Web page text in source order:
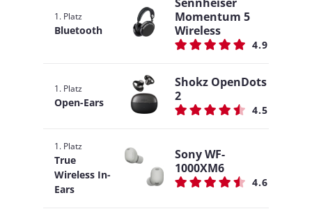
1. Platz
Bluetooth
Momentum 5
Wireless
4.9
1. Platz
Open-Ears
Shokz OpenDots
2
4.5
1. Platz
True
Wireless In-
Ears
Sony WF-
1000XM6
4.6